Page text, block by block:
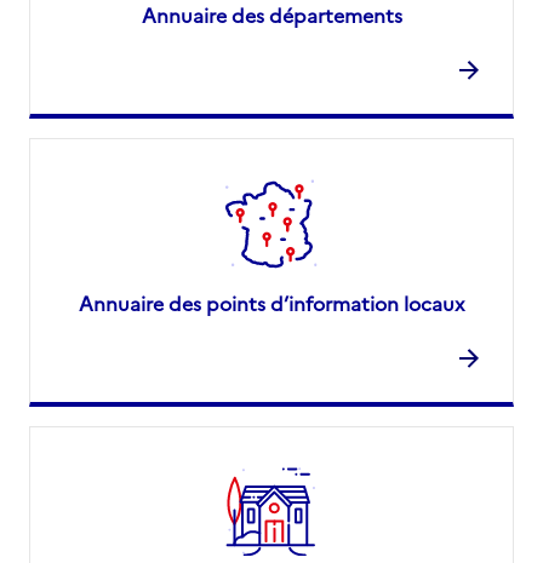
Annuaire des départements
Annuaire des points d’information locaux